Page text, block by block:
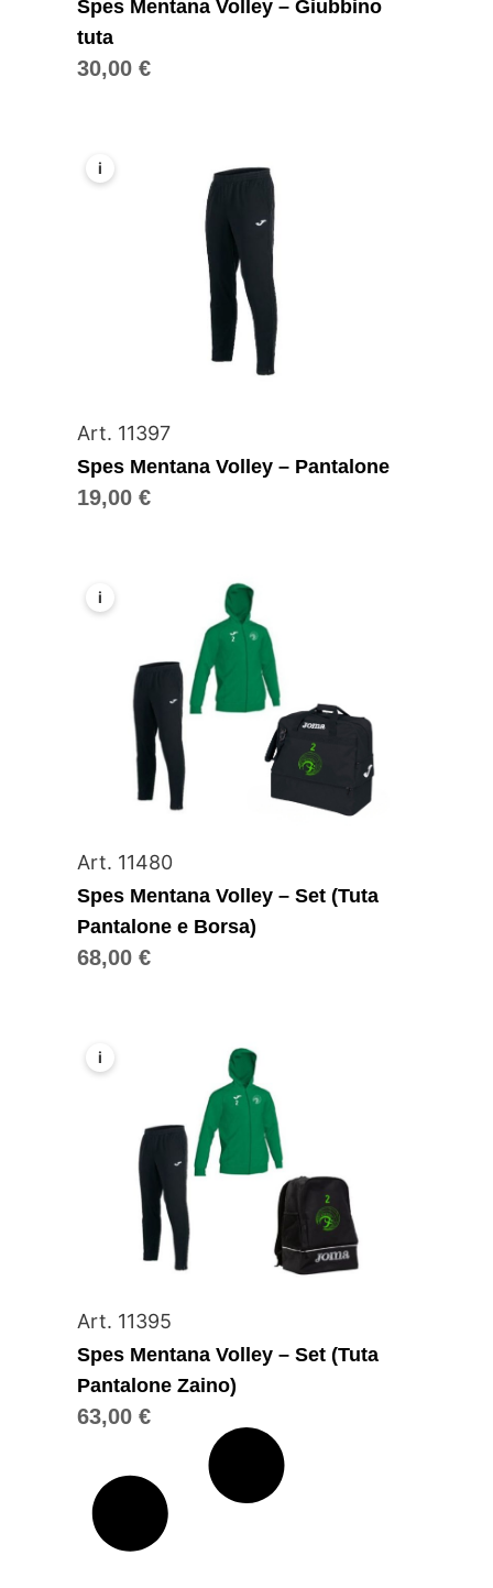
Spes Mentana Volley – Giubbino
tuta
30,00€
i
Art. 11397
Spes Mentana Volley – Pantalone
19,00€
i
Art. 11480
Spes Mentana Volley – Set (Tuta
Pantalone e Borsa)
68,00€
i
Art. 11395
Spes Mentana Volley – Set (Tuta
Pantalone Zaino)
63,00€